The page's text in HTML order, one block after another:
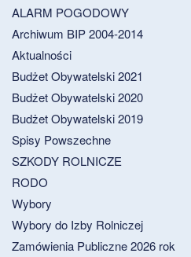
ALARM POGODOWY
Archiwum BIP 2004-2014
Aktualności
Budżet Obywatelski 2021
Budżet Obywatelski 2020
Budżet Obywatelski 2019
Spisy Powszechne
SZKODY ROLNICZE
RODO
Wybory
Wybory do Izby Rolniczej
Zamówienia Publiczne 2026 rok